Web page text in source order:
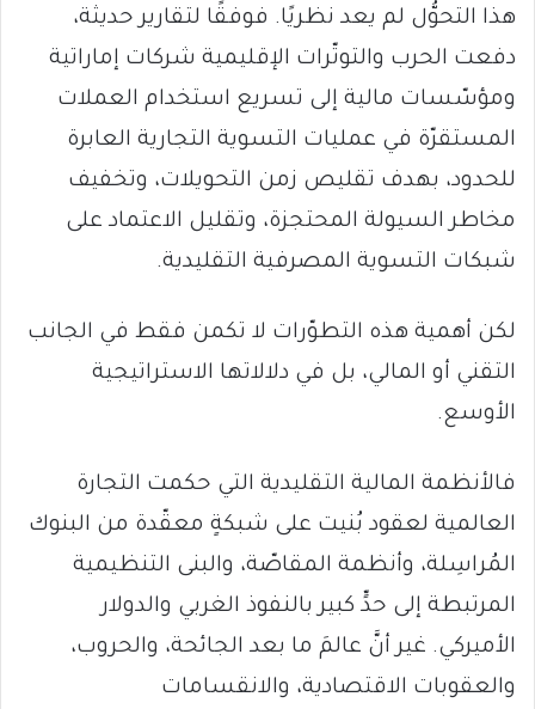
هذا التحوُّل لم يعد نظريًا. فوفقًا لتقارير حديثة،
دفعت الحرب والتوتّرات الإقليمية شركات إماراتية
ومؤسّسات مالية إلى تسريع استخدام العملات
المستقرّة في عمليات التسوية التجارية العابرة
للحدود، بهدف تقليص زمن التحويلات، وتخفيف
مخاطر السيولة المحتجزة، وتقليل الاعتماد على
شبكات التسوية المصرفية التقليدية.
لكن أهمية هذه التطوّرات لا تكمن فقط في الجانب
التقني أو المالي، بل في دلالاتها الاستراتيجية
الأوسع.
فالأنظمة المالية التقليدية التي حكمت التجارة
العالمية لعقود بُنيت على شبكةٍ معقّدة من البنوك
المُراسِلة، وأنظمة المقاصّة، والبنى التنظيمية
المرتبطة إلى حدٍّ كبير بالنفوذ الغربي والدولار
الأميركي. غير أنَّ عالمَ ما بعد الجائحة، والحروب،
والعقوبات الاقتصادية، والانقسامات